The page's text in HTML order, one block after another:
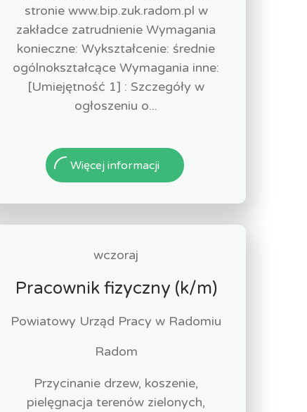
stronie www.bip.zuk.radom.pl w
zakładce zatrudnienie Wymagania
konieczne: Wykształcenie: średnie
ogólnokształcące Wymagania inne:
[Umiejętność 1] : Szczegóły w
ogłoszeniu o...
Więcej informacji
wczoraj
Pracownik fizyczny (k/m)
Powiatowy Urząd Pracy w Radomiu
Radom
Przycinanie drzew, koszenie,
pielęgnacja terenów zielonych,